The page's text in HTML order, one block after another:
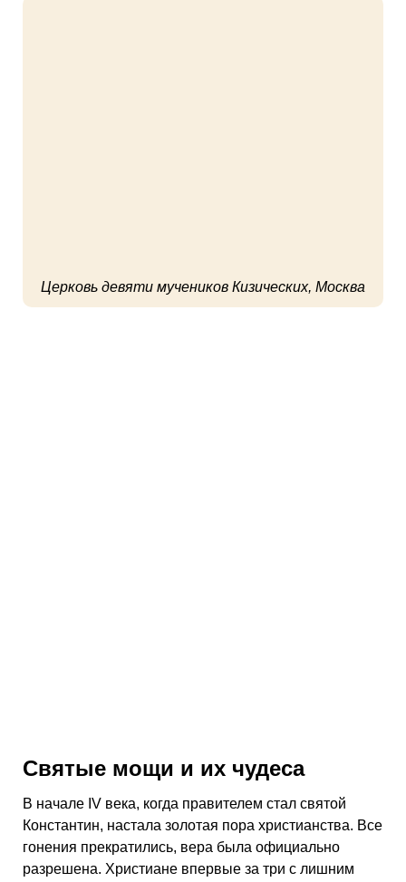
Церковь девяти мучеников Кизических, Москва
Святые мощи и их чудеса
В начале IV века, когда правителем стал святой
Константин, настала золотая пора христианства. Все
гонения прекратились, вера была официально
разрешена. Христиане впервые за три с лишним